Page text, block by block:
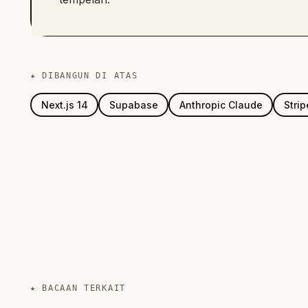
★ DIBANGUN DI ATAS
Next.js 14 Supabase Anthropic Claude
★ BACAAN TERKAIT